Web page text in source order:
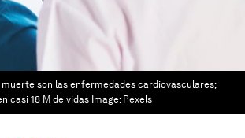
son las enfermedades cardiovasculares;
casi 18 M de vidas Image: Pexels